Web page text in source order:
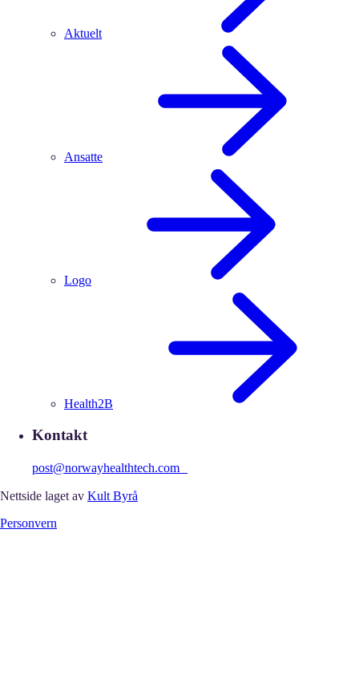
Aktuelt
Ansatte
Logo
Health2B
Kontakt
post@norwayhealthtech.com
Nettside laget av Kult Byrå
Personvern